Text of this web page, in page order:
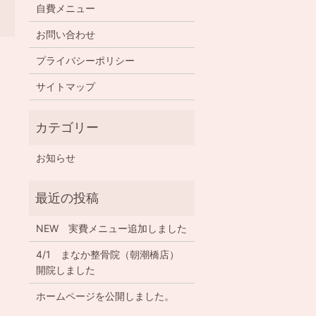
自費メニュー
お問い合わせ
プライバシーポリシー
サイトマップ
お知らせ
NEW 実費メニュー追加しました
4/1 まなか整骨院（朝潮橋店）
開院しました
ホームページを公開しました。